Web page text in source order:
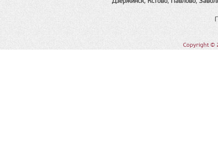
Copyright ©